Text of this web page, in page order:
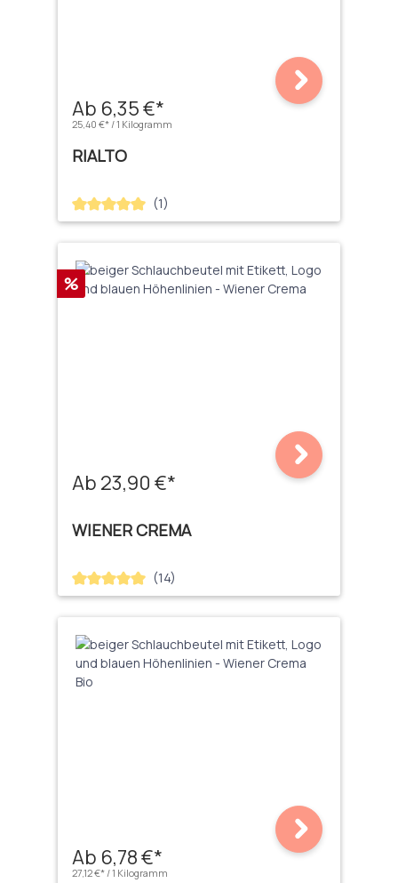
Ab 6,35 €*
25,40 €* / 1 Kilogramm
RIALTO
Durchschnittliche Bewertung von 5 von 5 Sternen
(1)
Rabatt
%
Ab 23,90 €*
WIENER CREMA
Durchschnittliche Bewertung von 5 von 5 Sternen
(14)
Ab 6,78 €*
27,12 €* / 1 Kilogramm